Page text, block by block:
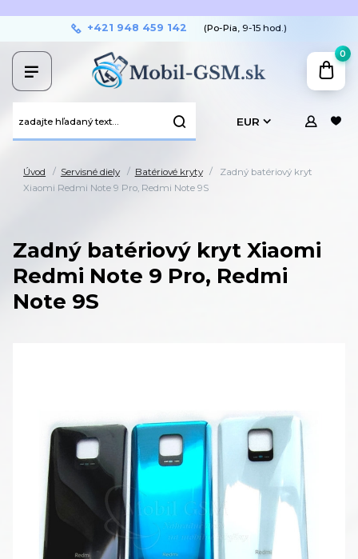
EUR
+421 948 459 142 (Po-Pia, 9-15 hod.)
0
Úvod Servisné diely Batériové kryty
Zadný batériový kryt
Xiaomi Redmi Note 9 Pro, Redmi Note 9S
Zadný batériový kryt Xiaomi
Redmi Note 9 Pro, Redmi
Note 9S